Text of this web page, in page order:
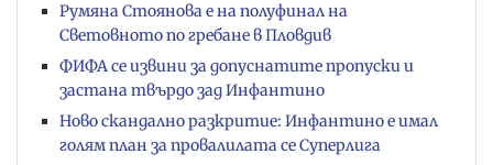
Румяна Стоянова е на полуфинал на
Световното по гребане в Пловдив
ФИФА се извини за допуснатите пропуски и
застана твърдо зад Инфантино
Ново скандално разкритие: Инфантино е имал
голям план за провалилата се Суперлига